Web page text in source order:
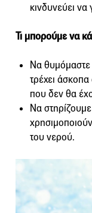
κινδυνεύει να
Τι μπορούμε να
Να θυμόμαστε
τρέχει
που δεν θα
Να στηρίζουμε
του νερού.